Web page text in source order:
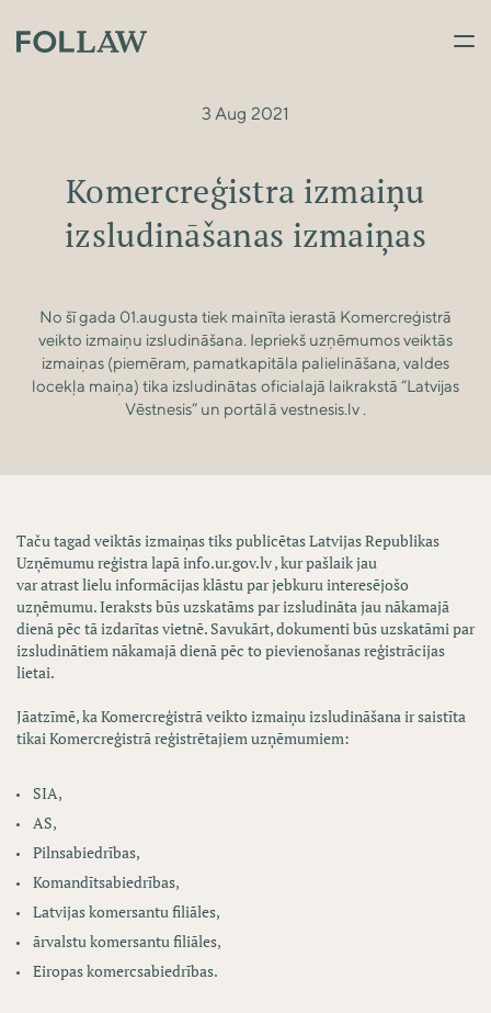
3 Aug 2021
Komercreģistra izmaiņu
izsludināšanas izmaiņas
No šī gada 01.augusta tiek mainīta ierastā Komercreģistrā
veikto izmaiņu izsludināšana. Iepriekš uzņēmumos veiktās
izmaiņas (piemēram, pamatkapitāla palielināšana, valdes
locekļa maiņa) tika izsludinātas oficialajā laikrakstā “Latvijas
Vēstnesis” un portālā vestnesis.lv .
Taču tagad veiktās izmaiņas tiks publicētas Latvijas Republikas
Uzņēmumu reģistra lapā info.ur.gov.lv , kur pašlaik jau
var atrast lielu informācijas klāstu par jebkuru interesējošo
uzņēmumu. Ieraksts būs uzskatāms par izsludināta jau nākamajā
dienā pēc tā izdarītas vietnē. Savukārt, dokumenti būs uzskatāmi par
izsludinātiem nākamajā dienā pēc to pievienošanas reģistrācijas
lietai.
Jāatzīmē, ka Komercreģistrā veikto izmaiņu izsludināšana ir saistīta
tikai Komercreģistrā reģistrētajiem uzņēmumiem:
SIA,
AS,
Pilnsabiedrības,
Komandītsabiedrības,
Latvijas komersantu filiāles,
ārvalstu komersantu filiāles,
Eiropas komercsabiedrības.